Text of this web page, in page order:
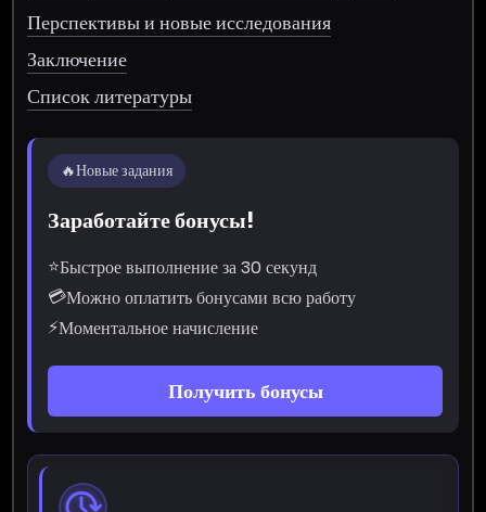
Перспективы и новые исследования
Заключение
Список литературы
🔥Новые задания
Заработайте бонусы!
⭐Быстрое выполнение за 30 секунд
💳Можно оплатить бонусами всю работу
⚡Моментальное начисление
Получить бонусы